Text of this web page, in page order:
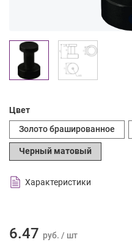
Цвет
Золото брашированное
Черный матовый
Характеристики
6.47 руб. / шт